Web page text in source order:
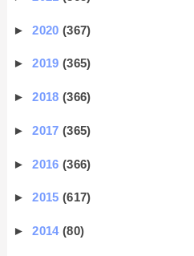
►2020(367)
►2019(365)
►2018(366)
►2017(365)
►2016(366)
►2015(617)
►2014(80)